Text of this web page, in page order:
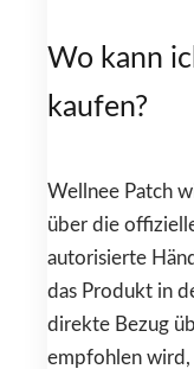
Wo kann
kaufen?
Wellnee Patch
über die
autorisierte
das Produkt in
direkte Bezug
empfohlen